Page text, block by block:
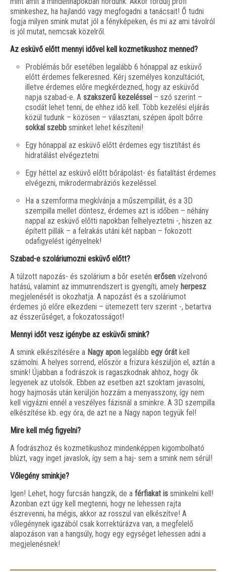
sminkeshez, ha hajlandó vagy megfogadni a tanácsait! Ő tudni
fogja milyen smink mutat jól a fényképeken, és mi az ami távolról
is jól mutat, nemcsak közelről.
Az esküvő előtt mennyi idővel kell kozmetikushoz menned?
Problémás bőr esetében legalább 6 hónappal az esküvő
előtt érdemes felkeresned. Kérj személyes konzultációt,
illetve érdemes előre megkérdezned, hogy az esküvőd
napja szabad-e. A szakszerű kezeléssel – szó szerint –
csodát lehet tenni, de ehhez idő kell. Több kezelési eljárás
közül tudunk – közösen – választani, szépen ápolt bőrre
sokkal szebb sminket lehet készíteni!
Egy hónappal az esküvő előtt érdemes egy tisztítást és
hidratálást elvégeztetni
Egy héttel az esküvő előtt bőrápolást- és fiatalítást érdemes
elvégezni, mikrodermabráziós kezeléssel.
Ha a szemforma megkívánja a műszempillát, és a 3D
szempilla mellet döntesz, érdemes azt is időben – néhány
nappal az esküvő előtti napokban felhelyeztetni -, hiszen az
épített pillák – a felrakás utáni két napban – fokozott
odafigyelést igényelnek!
Szabad-e szoláriumozni esküvő előtt?
A túlzott napozás- és szolárium a bőr esetén erősen vízelvonó
hatású, valamint az immunrendszert is gyengíti, amely herpesz
megjelenését is okozhatja. A napozást és a szoláriumot
érdemes jó előre elkezdeni – ütemezett terv szerint -, betartva
az ésszerűséget, a fokozatosságot!
Mennyi időt vesz igénybe az esküvői smink?
A smink elkészítésére a Nagy apon legalább egy órát kell
számolni. A helyes sorrend, először a frizura készüljön el, aztán a
smink! Újabban a fodrászok is ragaszkodnak ahhoz, hogy ők
legyenek az utolsók. Ebben az esetben azt szoktam javasolni,
hogy hajmosás után kerüljön hozzám a menyasszony, így nem
kell vigyázni ennél a veszélyes fázisnál a sminkre. A 3D szempilla
elkészítése kb. egy óra, de azt ne a Nagy napon tegyük fel!
Mire kell még figyelni?
A fodrászhoz és kozmetikushoz mindenképpen kigombolható
blúzt, vagy inget javaslok, így sem a haj- sem a smink nem sérül!
Vőlegény sminkje?
Igen! Lehet, hogy furcsán hangzik, de a férfiakat is sminkelni kell!
Azonban ezt úgy kell megtenni, hogy ne lehessen rajta
észrevenni, ha mégis, akkor az rosszul van elkészítve! A
vőlegénynek igazából csak korrektúrázva van, a megfelelő
alapozáson van a hangsúly, hogy egy egységet lehessen adni a
megjelenésnek!